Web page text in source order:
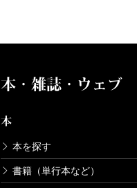
本・雑誌・ウェブ
本
本を探す
書籍（単行本など）